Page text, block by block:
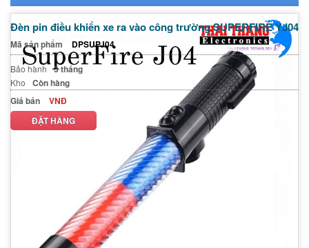
Đèn pin điều khiển xe ra vào công trường SUPERFIRE YJ04
Mã sản phẩm DPSUPJ04
Bảo hành 3 tháng
Kho
Còn hàng
Giá bán
VNĐ
ĐẶT HÀNG
THÔNG SỐ KỸ THUẬT
SuperFire YJ04 là một chiếc gậy điều khiển
đèn pin đa năng được thiết kế chuyên biệt cho các công
việc chỉ huy, cảnh báo và cứu hộ trong điều kiện thiếu sáng